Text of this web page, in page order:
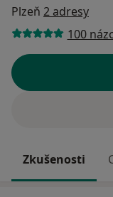
Plzeň 2 adresy
100
Zkušenosti